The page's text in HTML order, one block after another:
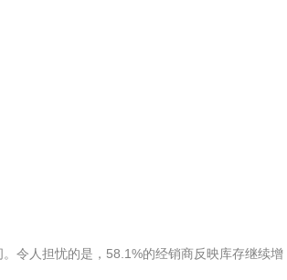
令人担忧的是，58.1%的经销商反映库存继续增